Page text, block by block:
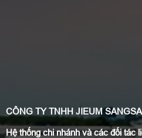
CÔNG TY TNHH JIEUM SANGSA
Hệ thống chi nhánh và các đối tác